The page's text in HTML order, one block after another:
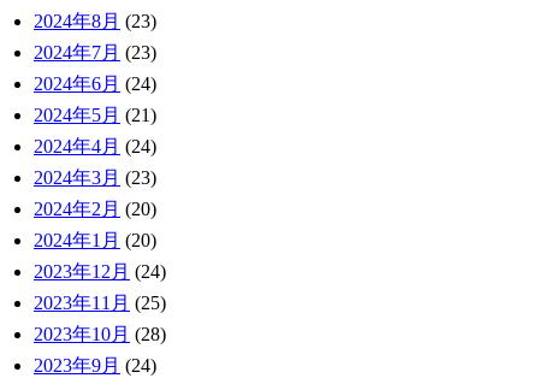
2024年8月 (23)
2024年7月 (23)
2024年6月 (24)
2024年5月 (21)
2024年4月 (24)
2024年3月 (23)
2024年2月 (20)
2024年1月 (20)
2023年12月 (24)
2023年11月 (25)
2023年10月 (28)
2023年9月 (24)